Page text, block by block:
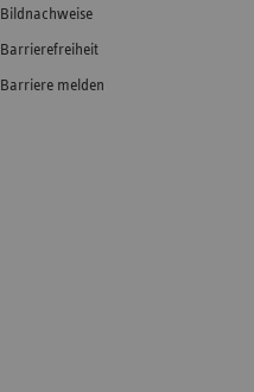
Bildnachweise
Barrierefreiheit
Barriere melden